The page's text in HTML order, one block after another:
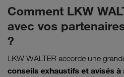
Comment LKW
avec vos
?
LKW WALTER accorde une
conseils exhaustifs et avisés à